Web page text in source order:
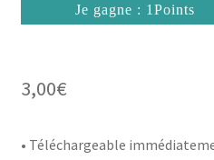
Je gagne : 1Points
3,00€
• Téléchargeable